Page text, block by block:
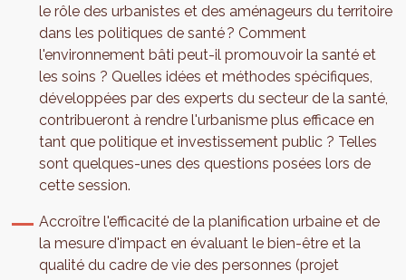
le rôle des urbanistes et des aménageurs du territoire
dans les politiques de santé ? Comment
l'environnement bâti peut-il promouvoir la santé et
les soins ? Quelles idées et méthodes spécifiques,
développées par des experts du secteur de la santé,
contribueront à rendre l'urbanisme plus efficace en
tant que politique et investissement public ? Telles
sont quelques-unes des questions posées lors de
cette session.
Accroître l'efficacité de la planification urbaine et de
la mesure d'impact en évaluant le bien-être et la
qualité du cadre de vie des personnes (projet